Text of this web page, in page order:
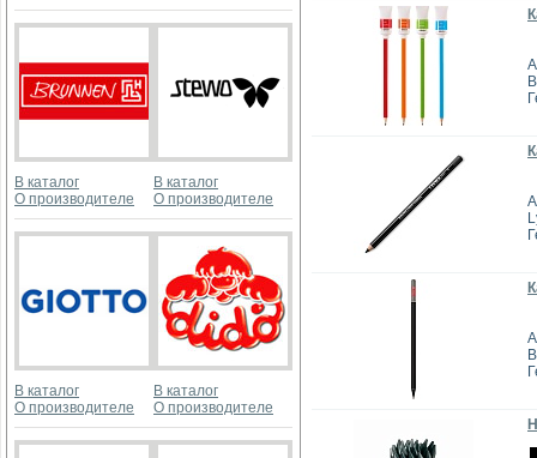
В каталог
О производителе
В каталог
О производителе
В каталог
О производителе
В каталог
О производителе